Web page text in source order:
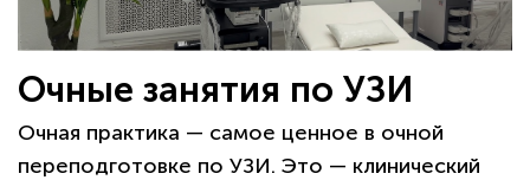
Очные занятия по УЗИ
Очная практика — самое ценное в очной
переподготовке по УЗИ. Это — клинический